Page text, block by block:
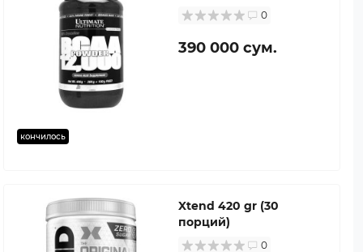
кончилось
0
390 000 сум.
Xtend 420 gr (30
порций)
0